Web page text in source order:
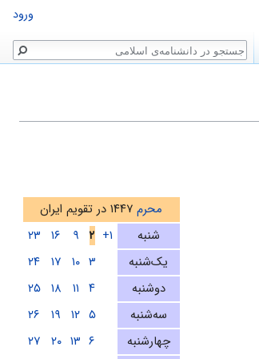
محرم۱۴۴۷ در تقویم ایران
شنبه
۱+ ۲ ۹ ۱۶
۲۳
یک‌شنبه
۳ ۱۰ ۱۷
۲۴
دوشنبه
۴ ۱۱ ۱۸ ۲۵
سه‌شنبه
۵ ۱۲ ۱۹
۲۶
چهارشنبه
۶ ۱۳ ۲۰ ۲۷
ورود
جستجو